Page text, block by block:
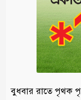
বুধবার রাতে পৃথক